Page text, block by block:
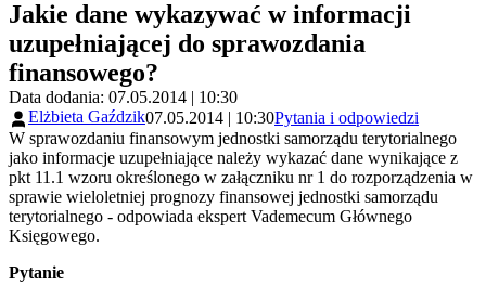
Jakie dane wykazywać w informacji
uzupełniającej do sprawozdania
finansowego?
Data dodania: 07.05.2014 | 10:30
Elżbieta Gaździk07.05.2014 | 10:30Pytania i odpowiedzi
W sprawozdaniu finansowym jednostki samorządu terytorialnego
jako informacje uzupełniające należy wykazać dane wynikające z
pkt 11.1 wzoru określonego w załączniku nr 1 do rozporządzenia w
sprawie wieloletniej prognozy finansowej jednostki samorządu
terytorialnego - odpowiada ekspert Vademecum Głównego
Księgowego.
Pytanie